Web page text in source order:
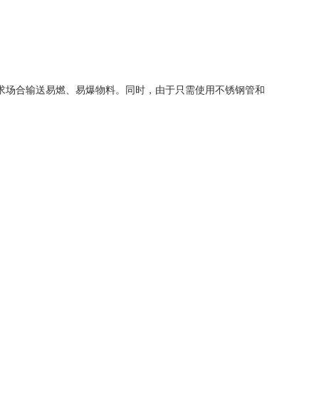
合输送易燃、易爆物料。同时，由于只需使用不锈钢管和